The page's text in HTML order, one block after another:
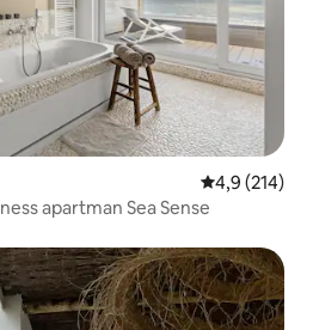
Prosječna
4,9 (214)
apartman Sea Sense